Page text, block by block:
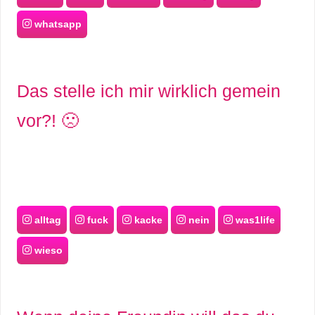
whatsapp
Das stelle ich mir wirklich gemein
vor?! 🙁
alltag fuck kacke nein was1life
wieso